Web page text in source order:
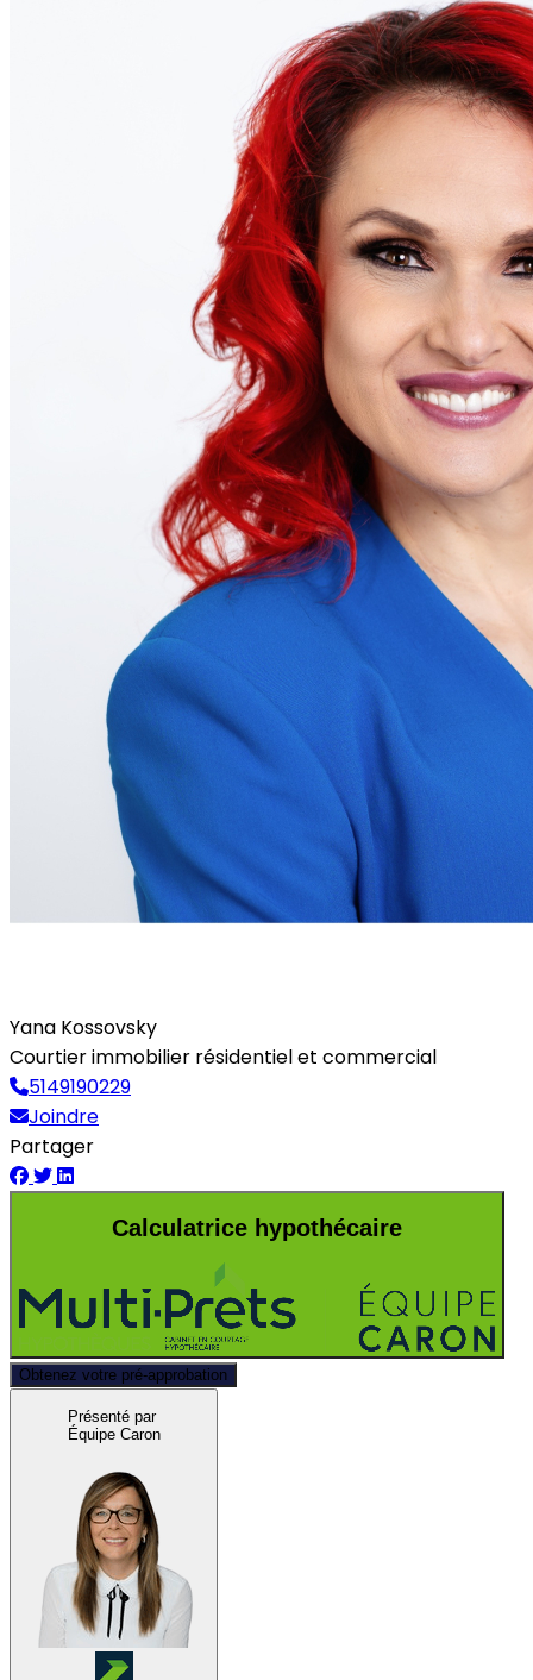
Yana Kossovsky
Courtier immobilier résidentiel et commercial
5149190229
Joindre
Partager
Calculatrice hypothécaire
Obtenez votre pré-approbation
Présenté par
Équipe Caron